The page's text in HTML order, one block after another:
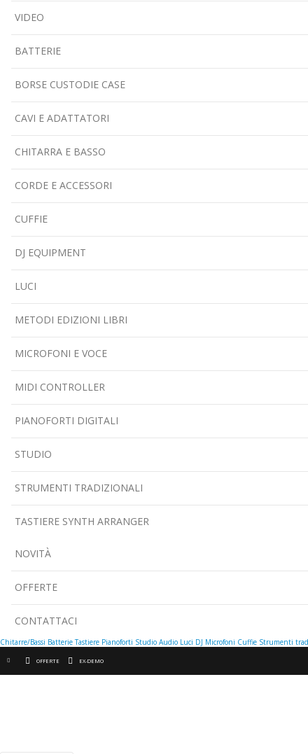
VIDEO
BATTERIE
BORSE CUSTODIE CASE
CAVI E ADATTATORI
CHITARRA E BASSO
CORDE E ACCESSORI
CUFFIE
DJ EQUIPMENT
LUCI
METODI EDIZIONI LIBRI
MICROFONI E VOCE
MIDI CONTROLLER
PIANOFORTI DIGITALI
STUDIO
STRUMENTI TRADIZIONALI
TASTIERE SYNTH ARRANGER
NOVITÀ
OFFERTE
CONTATTACI
Chitarre/Bassi Batterie Tastiere Pianoforti Studio Audio Luci DJ Microfoni Cuffie Strumenti
OFFERTE EX-DEMO